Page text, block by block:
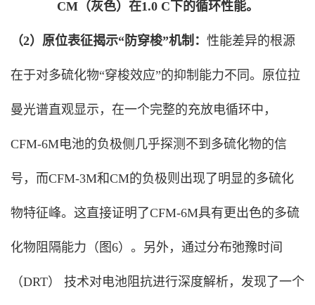
CM（灰色）在1.0 C下的循环性能。
（2）原位表征揭示“防穿梭”机制： 性能差异的根源
在于对多硫化物“穿梭效应”的抑制能力不同。原位拉
曼光谱直观显示，在一个完整的充放电循环中，
CFM-6M电池的负极侧几乎探测不到多硫化物的信
号，而CFM-3M和CM的负极则出现了明显的多硫化
物特征峰。这直接证明了CFM-6M具有更出色的多硫
化物阻隔能力（图6）。另外，通过分布弛豫时间
（DRT） 技术对电池阻抗进行深度解析，发现了一个